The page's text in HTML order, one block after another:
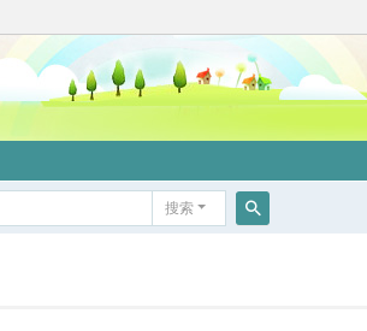
搜索